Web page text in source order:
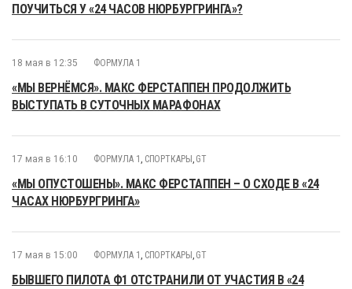
ПОУЧИТЬСЯ У «24 ЧАСОВ НЮРБУРГРИНГА»?
18 мая в 12:35 ФОРМУЛА 1
«МЫ ВЕРНЁМСЯ». МАКС ФЕРСТАППЕН ПРОДОЛЖИТЬ
ВЫСТУПАТЬ В СУТОЧНЫХ МАРАФОНАХ
17 мая в 16:10 ФОРМУЛА 1 , СПОРТКАРЫ , GT
«МЫ ОПУСТОШЕНЫ». МАКС ФЕРСТАППЕН – О СХОДЕ В «24
ЧАСАХ НЮРБУРГРИНГА»
17 мая в 15:00 ФОРМУЛА 1 , СПОРТКАРЫ , GT
БЫВШЕГО ПИЛОТА Ф1 ОТСТРАНИЛИ ОТ УЧАСТИЯ В «24